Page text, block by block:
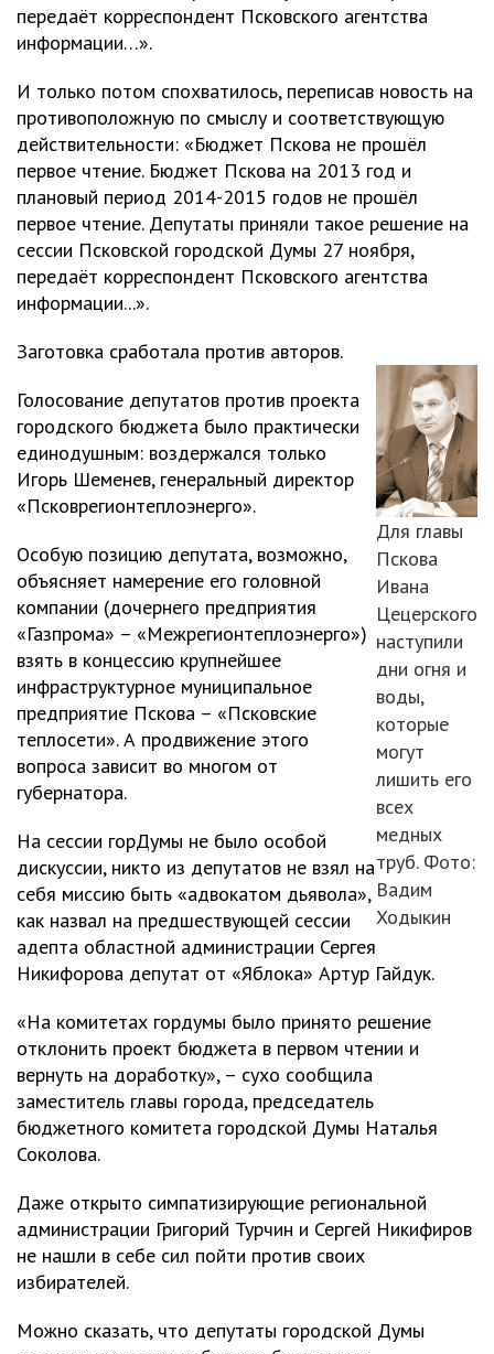
передаёт корреспондент Псковского агентства
информации…».
И только потом спохватилось, переписав новость на
противоположную по смыслу и соответствующую
действительности: «Бюджет Пскова не прошёл
первое чтение. Бюджет Пскова на 2013 год и
плановый период 2014-2015 годов не прошёл
первое чтение. Депутаты приняли такое решение на
сессии Псковской городской Думы 27 ноября,
передаёт корреспондент Псковского агентства
информации...».
Заготовка сработала против авторов.
Для главы
Пскова
Ивана
Цецерского
наступили
дни огня и
воды,
которые
могут
лишить его
всех
медных
труб. Фото:
Вадим
Ходыкин
Голосование депутатов против проекта
городского бюджета было практически
единодушным: воздержался только
Игорь Шеменев, генеральный директор
«Псковрегионтеплоэнерго».
Особую позицию депутата, возможно,
объясняет намерение его головной
компании (дочернего предприятия
«Газпрома» – «Межрегионтеплоэнерго»)
взять в концессию крупнейшее
инфраструктурное муниципальное
предприятие Пскова – «Псковские
теплосети». А продвижение этого
вопроса зависит во многом от
губернатора.
На сессии горДумы не было особой
дискуссии, никто из депутатов не взял на
себя миссию быть «адвокатом дьявола»,
как назвал на предшествующей сессии
адепта областной администрации Сергея
Никифорова депутат от «Яблока» Артур Гайдук.
«На комитетах гордумы было принято решение
отклонить проект бюджета в первом чтении и
вернуть на доработку», – сухо сообщила
заместитель главы города, председатель
бюджетного комитета городской Думы Наталья
Соколова.
Даже открыто симпатизирующие региональной
администрации Григорий Турчин и Сергей Никифиров
не нашли в себе сил пойти против своих
избирателей.
Можно сказать, что депутаты городской Думы